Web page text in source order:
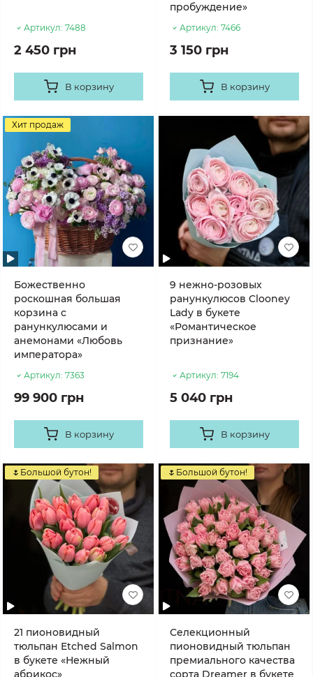
Артикул: 7488
2 450 грн
В корзину
пробуждение»
Артикул: 7466
3 150 грн
В корзину
Хит продаж
Божественно
роскошная большая
корзина с
ранункулюсами и
анемонами «Любовь
императора»
Артикул: 7363
99 900 грн
В корзину
9 нежно-розовых
ранункулюсов Clooney
Lady в букете
«Романтическое
признание»
Артикул: 7194
5 040 грн
В корзину
🌷Большой бутон!
21 пионовидный
тюльпан Etched Salmon
в букете «Нежный
абрикос»
🌷Большой бутон!
Селекционный
пионовидный тюльпан
премиального качества
сорта Dreamer в букете